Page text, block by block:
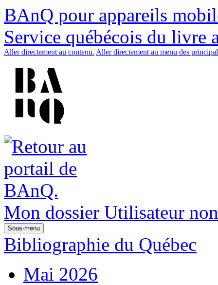
BAnQ pour appareils
Service québécois du livre
Aller directement au contenu. Aller directement au menu des
Mon dossier Utilisateur
Sous-menu
Bibliographie du Québec
Mai 2026